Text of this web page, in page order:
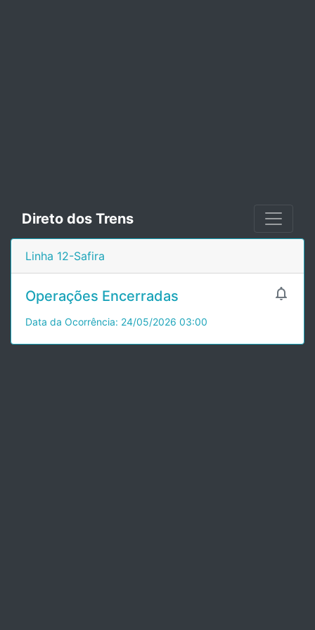
Direto dos Trens
Linha 12-Safira

Operações Encerradas
Data da Ocorrência: 24/05/2026 03:00